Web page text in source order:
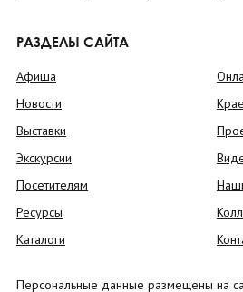
РАЗДЕЛЫ САЙТА
Афиша
Новости
Выставки
Экскурсии
Посетителям
Ресурсы
Каталоги
Персональные данные размещены на